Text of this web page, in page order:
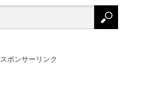
スポンサーリンク